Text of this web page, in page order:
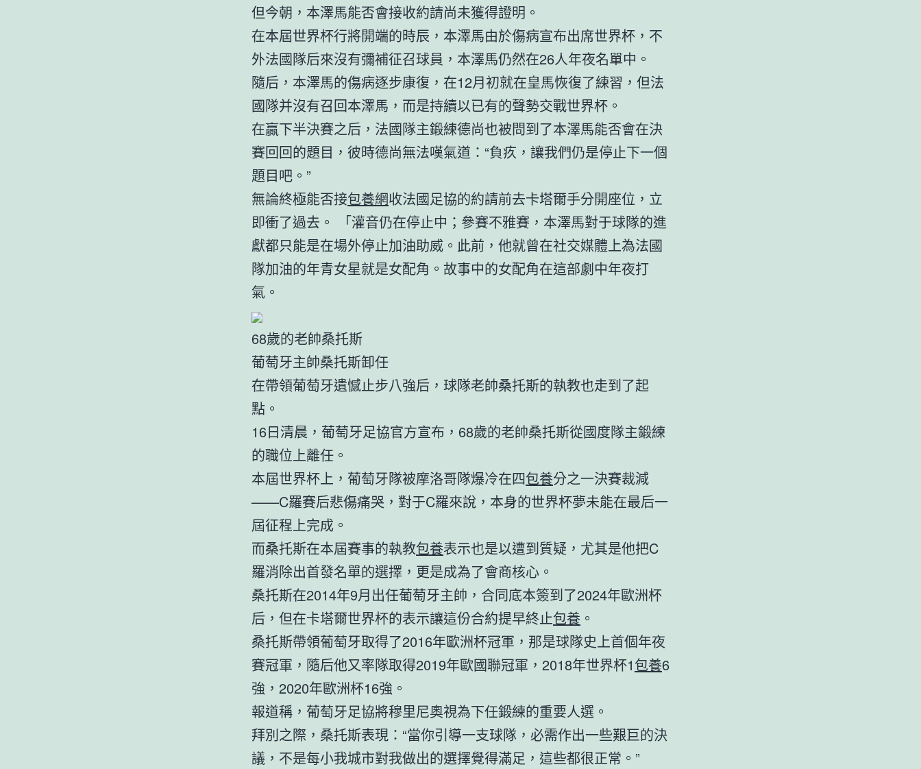
但今朝，本澤馬能否會接收約請尚未獲得證明。
在本屆世界杯行將開端的時辰，本澤馬由於傷病宣布出席世界杯，不
外法國隊后來沒有彌補征召球員，本澤馬仍然在26人年夜名單中。
隨后，本澤馬的傷病逐步康復，在12月初就在皇馬恢復了練習，但法
國隊并沒有召回本澤馬，而是持續以已有的聲勢交戰世界杯。
在贏下半決賽之后，法國隊主鍛練德尚也被問到了本澤馬能否會在決
賽回回的題目，彼時德尚無法嘆氣道：“負疚，讓我們仍是停止下一個
題目吧。”
無論終極能否接包養網收法國足協的約請前去卡塔爾手分開座位，立
即衝了過去。 「灌音仍在停止中；參賽不雅賽，本澤馬對于球隊的進
獻都只能是在場外停止加油助威。此前，他就曾在社交媒體上為法國
隊加油的年青女星就是女配角。故事中的女配角在這部劇中年夜打
氣。
68歲的老帥桑托斯
葡萄牙主帥桑托斯卸任
在帶領葡萄牙遺憾止步八強后，球隊老帥桑托斯的執教也走到了起
點。
16日清晨，葡萄牙足協官方宣布，68歲的老帥桑托斯從國度隊主鍛練
的職位上離任。
本屆世界杯上，葡萄牙隊被摩洛哥隊爆冷在四包養分之一決賽裁減
——C羅賽后悲傷痛哭，對于C羅來說，本身的世界杯夢未能在最后一
屆征程上完成。
而桑托斯在本屆賽事的執教包養表示也是以遭到質疑，尤其是他把C
羅消除出首發名單的選擇，更是成為了會商核心。
桑托斯在2014年9月出任葡萄牙主帥，合同底本簽到了2024年歐洲杯
后，但在卡塔爾世界杯的表示讓這份合約提早終止包養 。
桑托斯帶領葡萄牙取得了2016年歐洲杯冠軍，那是球隊史上首個年夜
賽冠軍，隨后他又率隊取得2019年歐國聯冠軍，2018年世界杯1包養6
強，2020年歐洲杯16強。
報道稱，葡萄牙足協將穆里尼奧視為下任鍛練的重要人選。
拜別之際，桑托斯表現：“當你引導一支球隊，必需作出一些艱巨的決
議，不是每小我城市對我做出的選擇覺得滿足，這些都很正常。”